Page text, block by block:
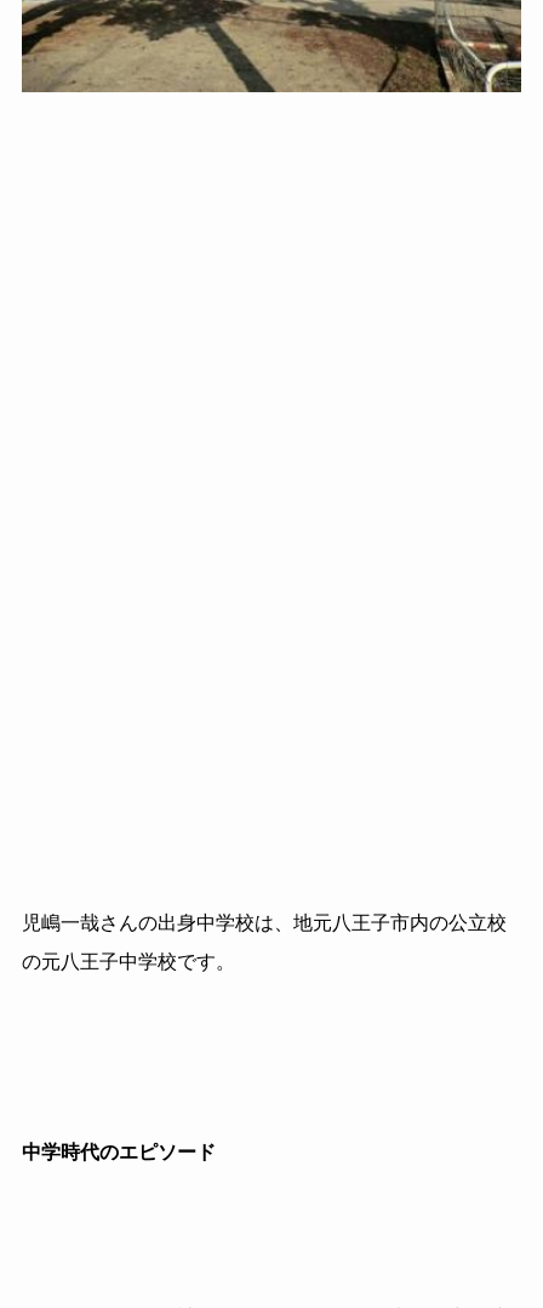
児嶋一哉さんの出身中学校は、地元八王子市内の公立校
の元八王子中学校です。
中学時代のエピソード